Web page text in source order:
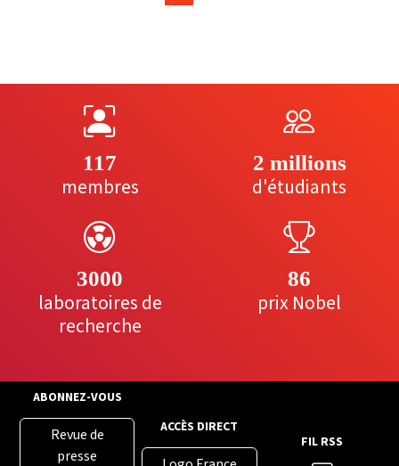
117
membres
2 millions
d'étudiants
3000
laboratoires de
recherche
86
prix Nobel
ABONNEZ-VOUS
Revue de
presse
ACCÈS DIRECT
FIL RSS